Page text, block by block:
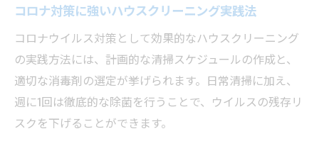
例
感染予防に役立つ日常清掃のポイントを解説
日常的なハウスクリーニングで感染症予防
感染予防に直結する掃除の優先箇所を知る
ハウスクリーニング習慣化で清潔な家庭環
コロナ対策に強いハウスクリーニング実践法
コロナウイルス対策として効果的なハウスクリーニング
の実践方法には、計画的な清掃スケジュールの作成と、
適切な消毒剤の選定が挙げられます。日常清掃に加え、
週に1回は徹底的な除菌を行うことで、ウイルスの残存リ
スクを下げることができます。